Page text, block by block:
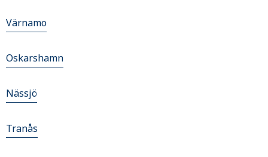
Värnamo
Oskarshamn
Nässjö
Tranås